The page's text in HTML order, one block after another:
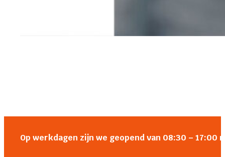
Op werkdagen zijn we geopend van 08:30 –